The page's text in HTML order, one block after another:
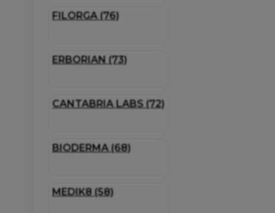
FILORGA (76)
ERBORIAN (73)
CANTABRIA LABS (72)
BIODERMA (68)
MEDIK8 (58)